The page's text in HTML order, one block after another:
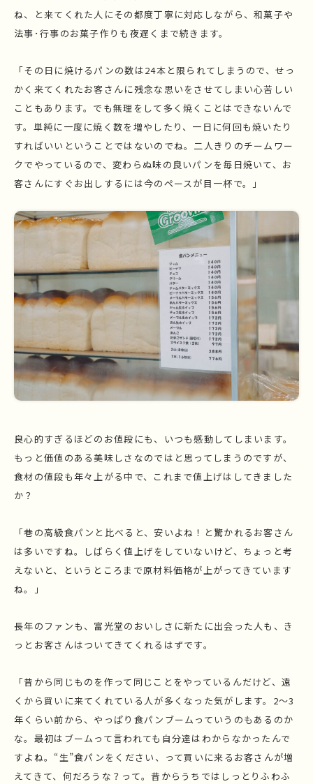
ね、と来てくれた人にその都度丁寧に対応しながら、和菓子や
法事･行事のお菓子作りも夜遅くまで続きます。
「その日に焼けるパンの数は24本と限られてしまうので、せっ
かく来てくれたお客さんに残念な思いをさせてしまい心苦しい
こともあります。でも無理をして多く焼くことはできないんで
す。単純に一度に焼く数を増やしたり、一日に何回も焼いたり
すればいいということではないのでね。二人きりのチームワー
クでやっているので、変わらぬ味の良いパンを毎日焼いて、お
客さんにすぐお出しするには今のペースが目一杯で。」
良心的すぎるほどのお値段にも、いつも感動してしまいます。
もっと価値のある美味しさなのではと思ってしまうのですが、
食材の値段も年々上がる中で、これまで値上げはしてきました
か？
「巷の高級食パンと比べると、安いよね！と驚かれるお客さん
は多いですね。しばらく値上げをしていないけど、ちょっと考
えないと、というところまで原材料価格が上がってきています
ね。」
長年のファンも、富光堂のおいしさに新たに出会った人も、き
っとお客さんはついてきてくれるはずです。
「昔から同じものを作って同じことをやっているんだけど、遠
くから買いに来てくれている人が多くなった気がします。2〜3
年くらい前から、やっぱり食パンブームっていうのもあるのか
な。最初はブームって言われても自分達はわからなかったんで
すよね。“生”食パンをください、って買いに来るお客さんが増
えてきて、何だろうな？って。昔からうちではしっとりふわふ